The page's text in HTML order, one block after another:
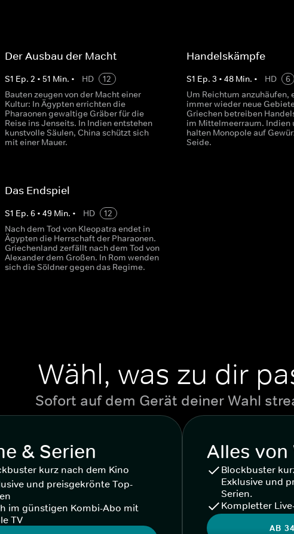
Der Ausbau der Macht
S1 Ep.2 • 51 Min. • HD
12
Bauten zeugen von der Macht einer
Kultur: In Ägypten errichten die
Pharaonen gewaltige Gräber für die
Reise ins Jenseits. In Indien entstehen
kunstvolle Säulen, China schützt sich
mit einer Mauer.
Handelskämpfe
S1 Ep. 3 • 48Min. • HD
6
Um Reichtum anzuhäufen,
immer wieder neue
Griechen betreiben
im Mittelmeerraum. Indien
halten Monopole auf
Seide.
Das Endspiel
S1 Ep.6 •49 Min. • HD
12
Nach dem Tod von Kleopatra endet in
Ägypten die Herrschaft der Pharaonen.
Griechenland zerfällt nach dem Tod von
Alexander dem Großen. In Rom wenden
sich die Söldner gegen das Regime.
Wähl, was zu dir
Sofort auf dem Gerät deiner Wahl
& Serien
kurz nach dem Kino
und preisgekrönte Top-
im günstigen Kombi-Abo mit
TV
Alles von
Blockbuster
Exklusive und
Serien.
Kompletter
AB